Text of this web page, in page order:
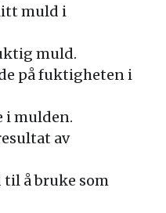
muld i
muld.
på fuktigheten i
i mulden.
av
til å bruke som